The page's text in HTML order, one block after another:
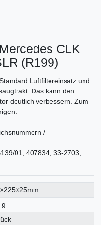
CLK
(R199)
Luftfiltereinsatz und
Das kann den
deutlich verbessern. Zum
/
01, 407834, 33-2703,
g